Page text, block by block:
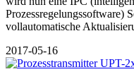
Prozessregelungssoftware)
vollautomatische
2017-05-16